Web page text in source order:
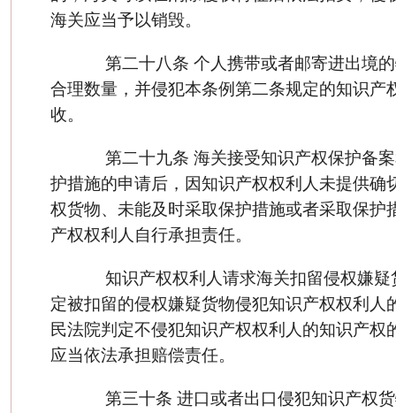
海关应当予以销毁。
第二十八条 个人携带或者邮寄进出境的
合理数量，并侵犯本条例第二条规定的知识产
收。
第二十九条 海关接受知识产权保护备案
护措施的申请后，因知识产权权利人未提供确
权货物、未能及时采取保护措施或者采取保护
产权权利人自行承担责任。
知识产权权利人请求海关扣留侵权嫌疑
定被扣留的侵权嫌疑货物侵犯知识产权权利人
民法院判定不侵犯知识产权权利人的知识产权
应当依法承担赔偿责任。
第三十条 进口或者出口侵犯知识产权货